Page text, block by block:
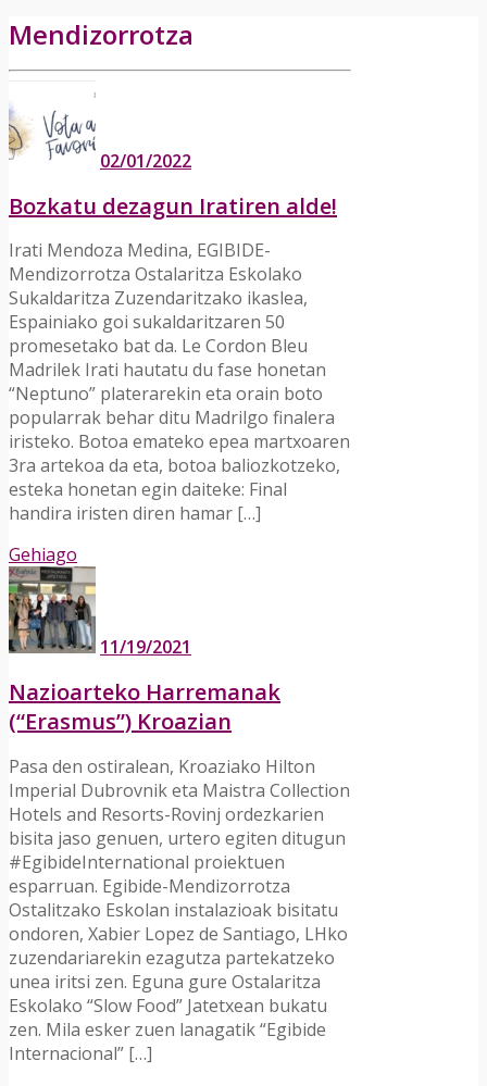
Mendizorrotza
02/01/2022
Bozkatu dezagun Iratiren alde!
Irati Mendoza Medina, EGIBIDE-
Mendizorrotza Ostalaritza Eskolako
Sukaldaritza Zuzendaritzako ikaslea,
Espainiako goi sukaldaritzaren 50
promesetako bat da. Le Cordon Bleu
Madrilek Irati hautatu du fase honetan
“Neptuno” platerarekin eta orain boto
popularrak behar ditu Madrilgo finalera
iristeko. Botoa emateko epea martxoaren
3ra artekoa da eta, botoa baliozkotzeko,
esteka honetan egin daiteke: Final
handira iristen diren hamar […]
Gehiago
11/19/2021
Nazioarteko Harremanak
(“Erasmus”) Kroazian
Pasa den ostiralean, Kroaziako Hilton
Imperial Dubrovnik eta Maistra Collection
Hotels and Resorts-Rovinj ordezkarien
bisita jaso genuen, urtero egiten ditugun
#EgibideInternational proiektuen
esparruan. Egibide-Mendizorrotza
Ostalitzako Eskolan instalazioak bisitatu
ondoren, Xabier Lopez de Santiago, LHko
zuzendariarekin ezagutza partekatzeko
unea iritsi zen. Eguna gure Ostalaritza
Eskolako “Slow Food” Jatetxean bukatu
zen. Mila esker zuen lanagatik “Egibide
Internacional” […]